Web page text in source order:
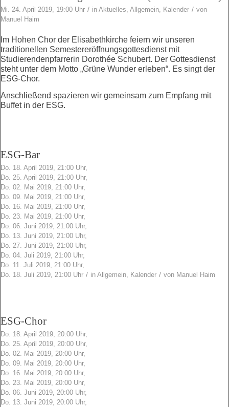
Mi. 24. April 2019, 19:00 Uhr / in Aktuelles Allgemein Kalender / von
Manuel Haim
Im Hohen Chor der Elisabethkirche feiern wir unseren
traditionellen Semestereröffnungsgottesdienst mit
Studierendenpfarrerin Dorothée Schubert. Der Gottesdienst
steht unter dem Motto „Grüne Wunder erleben“. Es singt der
ESG-Chor.
Anschließend spazieren wir gemeinsam zum Empfang mit
Buffet in der ESG.
ESG-Bar
Do. 18. April 2019, 21:00 Uhr,
Do. 25. April 2019, 21:00 Uhr,
Do. 02. Mai 2019, 21:00 Uhr,
Do. 09. Mai 2019, 21:00 Uhr,
Do. 16. Mai 2019, 21:00 Uhr,
Do. 23. Mai 2019, 21:00 Uhr,
Do. 06. Juni 2019, 21:00 Uhr,
Do. 13. Juni 2019, 21:00 Uhr,
Do. 27. Juni 2019, 21:00 Uhr,
Do. 04. Juli 2019, 21:00 Uhr,
Do. 11. Juli 2019, 21:00 Uhr,
Do. 18. Juli 2019, 21:00 Uhr / in Allgemein Kalender / von Manuel Haim
ESG-Chor
Do. 18. April 2019, 20:00 Uhr,
Do. 25. April 2019, 20:00 Uhr,
Do. 02. Mai 2019, 20:00 Uhr,
Do. 09. Mai 2019, 20:00 Uhr,
Do. 16. Mai 2019, 20:00 Uhr,
Do. 23. Mai 2019, 20:00 Uhr,
Do. 06. Juni 2019, 20:00 Uhr,
Do. 13. Juni 2019, 20:00 Uhr,